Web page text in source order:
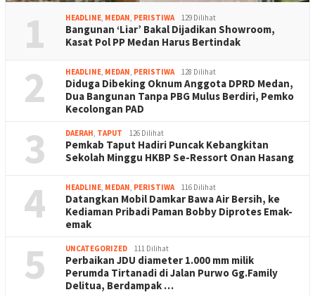
1 HEADLINE, MEDAN, PERISTIWA 129 Dilihat
Bangunan ‘Liar’ Bakal Dijadikan Showroom,
Kasat Pol PP Medan Harus Bertindak
2 HEADLINE, MEDAN, PERISTIWA 128 Dilihat
Diduga Dibeking Oknum Anggota DPRD Medan,
Dua Bangunan Tanpa PBG Mulus Berdiri, Pemko
Kecolongan PAD
3 DAERAH, TAPUT 126 Dilihat
Pemkab Taput Hadiri Puncak Kebangkitan
Sekolah Minggu HKBP Se-Ressort Onan Hasang
4 HEADLINE, MEDAN, PERISTIWA 116 Dilihat
Datangkan Mobil Damkar Bawa Air Bersih, ke
Kediaman Pribadi Paman Bobby Diprotes Emak-
emak
5 UNCATEGORIZED 111 Dilihat
Perbaikan JDU diameter 1.000 mm milik
Perumda Tirtanadi di Jalan Purwo Gg.Family
Delitua, Berdampak …